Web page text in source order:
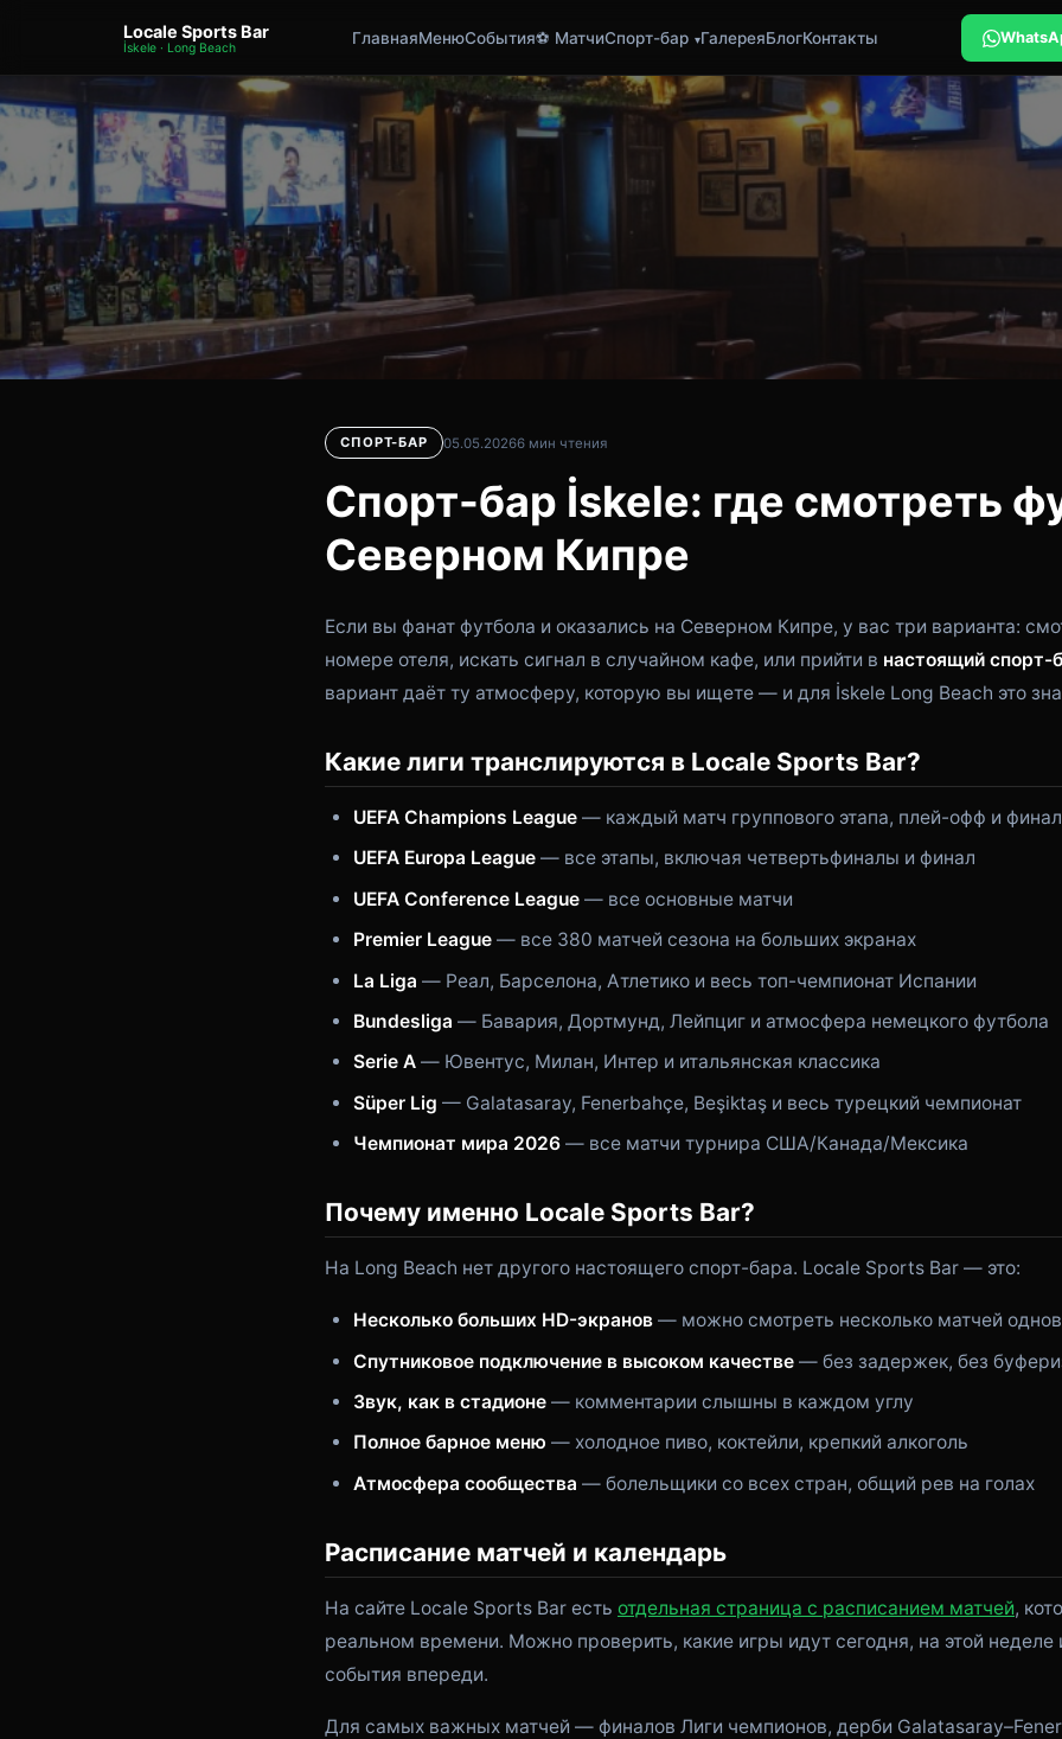
Locale Sports Bar
İskele · Long Beach
ГлавнаяМенюСобытия⚽ МатчиСпорт-бар ГалереяБлогКонтакты
СПОРТ-БАР 05.05.20266 мин чтения
Спорт-бар İskele: где смотреть
Северном Кипре
Если вы фанат футбола и оказались на Северном Кипре, у вас три варианта:
номере отеля, искать сигнал в случайном кафе, или прийти в настоящий спорт-
вариант даёт ту атмосферу, которую вы ищете — и для İskele Long Beach это
Какие лиги транслируются в Locale Sports Bar?
UEFA Champions League — каждый матч группового этапа, плей-офф и финал
UEFA Europa League — все этапы, включая четвертьфиналы и финал
UEFA Conference League — все основные матчи
Premier League — все 380 матчей сезона на больших экранах
La Liga — Реал, Барселона, Атлетико и весь топ-чемпионат Испании
Bundesliga — Бавария, Дортмунд, Лейпциг и атмосфера немецкого футбола
Serie A — Ювентус, Милан, Интер и итальянская классика
Süper Lig — Galatasaray, Fenerbahçe, Beşiktaş и весь турецкий чемпионат
Чемпионат мира 2026 — все матчи турнира США/Канада/Мексика
Почему именно Locale Sports Bar?
На Long Beach нет другого настоящего спорт-бара. Locale Sports Bar — это:
Несколько больших HD-экранов — можно смотреть несколько матчей
Спутниковое подключение в высоком качестве — без задержек, без
Звук, как в стадионе — комментарии слышны в каждом углу
Полное барное меню — холодное пиво, коктейли, крепкий алкоголь
Атмосфера сообщества — болельщики со всех стран, общий рев на голах
Расписание матчей и календарь
На сайте Locale Sports Bar есть отдельная страница с расписанием матчей,
реальном времени. Можно проверить, какие игры идут сегодня, на этой неделе
события впереди.
Для самых важных матчей — финалов Лиги чемпионов, дерби